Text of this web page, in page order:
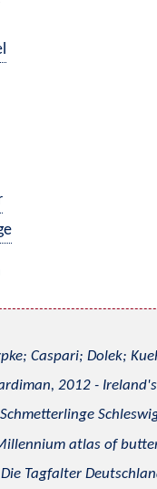
Caspari; Dolek;
2012 -
atlas of
Tagfalter